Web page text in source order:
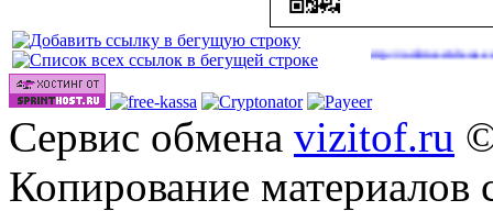
Сайты для заработка в 2026 году(37)| http://onlinevideos.cc/go/
Сервис обмена vizitof.ru
Копирование материалов